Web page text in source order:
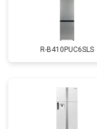
R-B410PUC6SLS